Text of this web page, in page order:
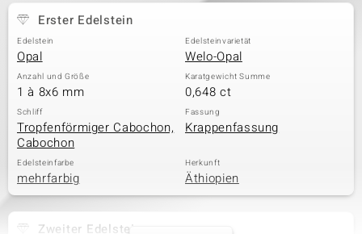
Erster Edelstein
Edelstein
Opal
Edelsteinvarietät
Welo-Opal
Anzahl und Größe
1 à 8x6 mm
Karatgewicht Summe
0,648 ct
Schliff
Tropfenförmiger Cabochon,
Cabochon
Fassung
Krappenfassung
Edelsteinfarbe
mehrfarbig
Herkunft
Äthiopien
Zweiter Edelstein